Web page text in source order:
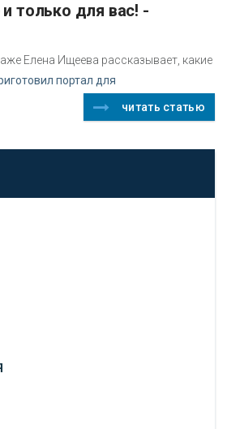
Елена Ищеева рассказывает, какие
портал для
читать статью